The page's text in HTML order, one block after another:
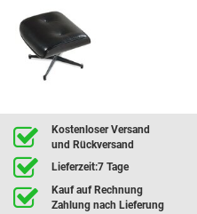
Kostenloser Versand
und Rückversand
Lieferzeit:7 Tage
Kauf auf Rechnung
Zahlung nach Lieferung